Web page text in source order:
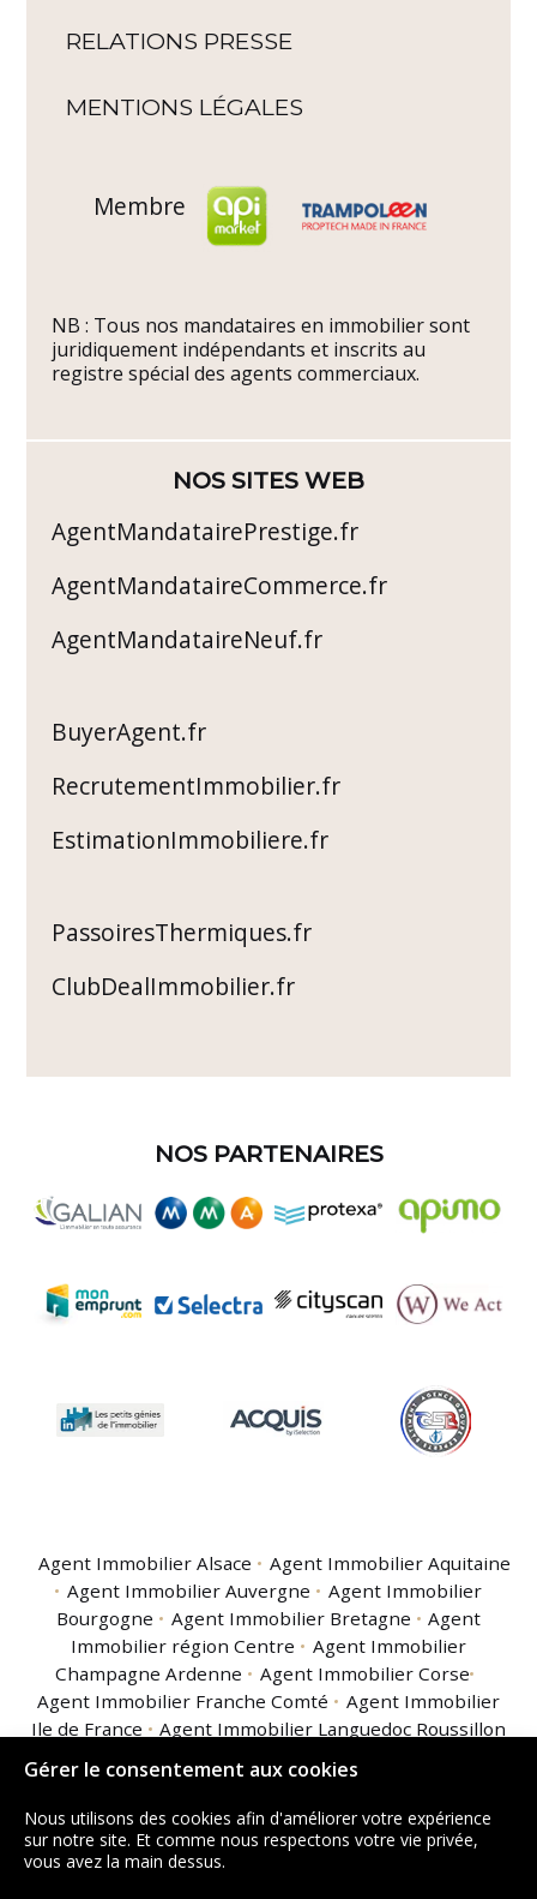
Gérer le consentement aux cookies
Nous utilisons des cookies afin d'améliorer votre expérience
sur notre site. Et comme nous respectons votre vie privée,
vous avez la main dessus.
RELATIONS PRESSE
MENTIONS LÉGALES
Membre
NB : Tous nos mandataires en immobilier sont
juridiquement indépendants et inscrits au
registre spécial des agents commerciaux.
NOS SITES WEB
AgentMandatairePrestige.fr
AgentMandataireCommerce.fr
AgentMandataireNeuf.fr
BuyerAgent.fr
RecrutementImmobilier.fr
EstimationImmobiliere.fr
PassoiresThermiques.fr
ClubDealImmobilier.fr
NOS PARTENAIRES
Agent Immobilier Alsace
Agent Immobilier Aquitaine
Agent Immobilier Auvergne
Agent Immobilier
Bourgogne
Agent Immobilier Bretagne
Agent
Immobilier région Centre
Agent Immobilier
Champagne Ardenne
Agent Immobilier Corse
Agent Immobilier Franche Comté
Agent Immobilier
Ile de France
Agent Immobilier Languedoc Roussillon
Lorraine
Agent Immobilier Midi Pyrénées
Immobilier Nord Pas de Calais
Agent Immobilier
Basse Normandie
Agent Immobilier Haute
Normandie
Agent Immobilier Pays de la Loire